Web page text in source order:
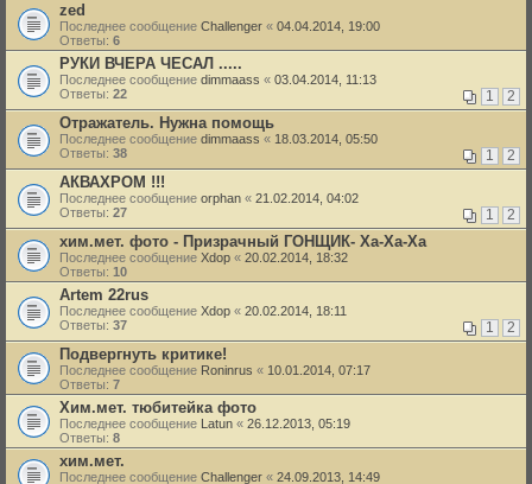
zed
Последнее сообщение Challenger « 04.04.2014, 19:00
Ответы: 6
РУКИ ВЧЕРА ЧЕСАЛ .....
Последнее сообщение dimmaass « 03.04.2014, 11:13
Ответы: 22 1 2
Отражатель. Нужна помощь
Последнее сообщение dimmaass « 18.03.2014, 05:50
Ответы: 38 1 2
АКВАХРОМ !!!
Последнее сообщение orphan « 21.02.2014, 04:02
Ответы: 27 1 2
хим.мет. фото - Призрачный ГОНЩИК- Ха-Ха-Ха
Последнее сообщение Xdop « 20.02.2014, 18:32
Ответы: 10
Artem 22rus
Последнее сообщение Xdop « 20.02.2014, 18:11
Ответы: 37 1 2
Подвергнуть критике!
Последнее сообщение Roninrus « 10.01.2014, 07:17
Ответы: 7
Хим.мет. тюбитейка фото
Последнее сообщение Latun « 26.12.2013, 05:19
Ответы: 8
хим.мет.
Последнее сообщение Challenger « 24.09.2013, 14:49